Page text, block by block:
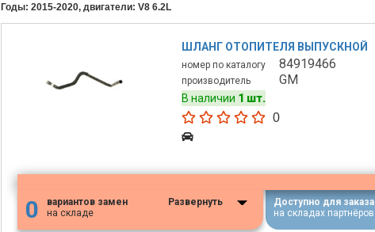
Годы: 2015-2020, двигатели: V8 6.2L
ШЛАНГ ОТОПИТЕЛЯ ВЫПУСКНОЙ
номер по каталогу 84919466
производитель GM
В наличии 1 шт.
0
0
вариантов замен
на складе
Развернуть
Доступно для заказа
на складах партнёров